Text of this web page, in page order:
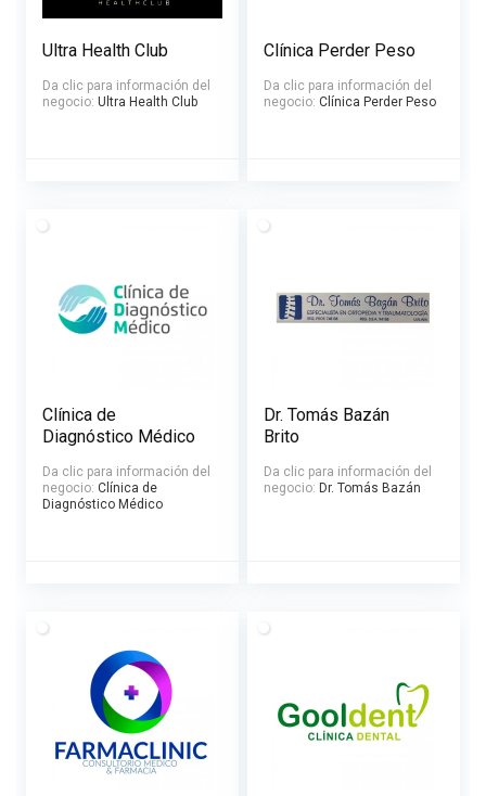
Ultra Health Club
Da clic para información del
negocio: Ultra Health Club
Clínica Perder Peso
Da clic para información del
negocio: Clínica Perder Peso
Clínica de
Diagnóstico Médico
Da clic para información del
negocio: Clínica de
Diagnóstico Médico
Dr. Tomás Bazán
Brito
Da clic para información del
negocio: Dr. Tomás Bazán